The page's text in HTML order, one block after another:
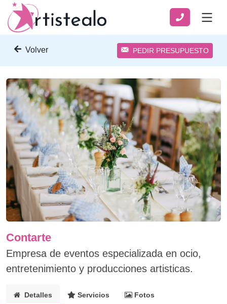
Volver PEDIR PRESUPUESTO
Contarte
Empresa de eventos especializada en ocio,
entretenimiento y producciones artisticas.
Detalles Servicios Fotos